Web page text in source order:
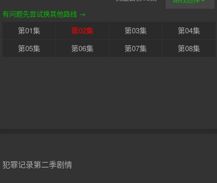
有问题先尝试换其他路线 →
第01集 第02集 第03集
第04集
第05集
第06集 第07集 第08集
犯罪记录第二季剧情